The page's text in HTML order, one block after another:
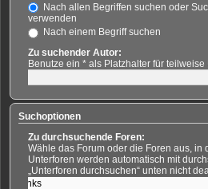
Nach allen Begriffen suchen oder
verwenden
Nach einem Begriff suchen
Zu suchender Autor:
Benutze ein * als Platzhalter für teilweise
Suchoptionen
Zu durchsuchende Foren:
Wähle das Forum oder die Foren aus, in
Unterforen werden automatisch mit
„Unterforen durchsuchen“ unten nicht